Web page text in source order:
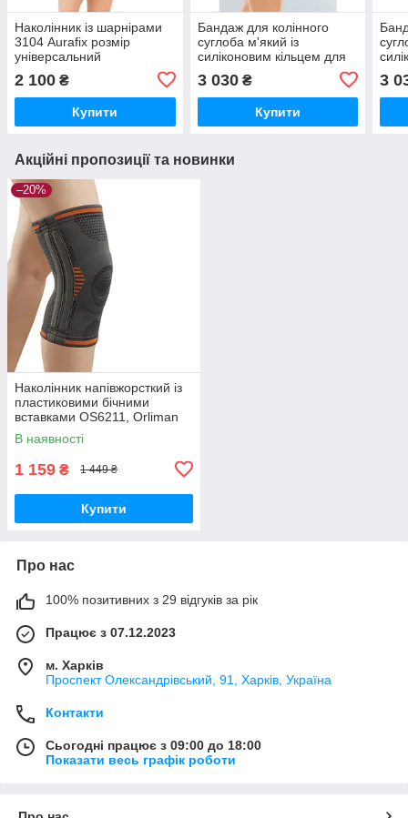
Наколінник із шарнірами
3104 Aurafix розмір
універсальний
2 100 ₴
Купити
Бандаж для колінного
суглоба м'який із
силіконовим кільцем для
стандартне стегно
3 030₴
Купити
3
Акційні пропозиції та новинки
–20%
Наколінник напівжорсткий із
пластиковими бічними
вставками OS6211, Orliman
В наявності
1 159 ₴ 1 449 ₴
Купити
Про нас
100% позитивних з 29 відгуків за рік
Працює з 07.12.2023
м. Харків
Проспект Олександрівський, 91, Харків, Україна
Контакти
Сьогодні працює з 09:00 до 18:00
Показати весь графік роботи